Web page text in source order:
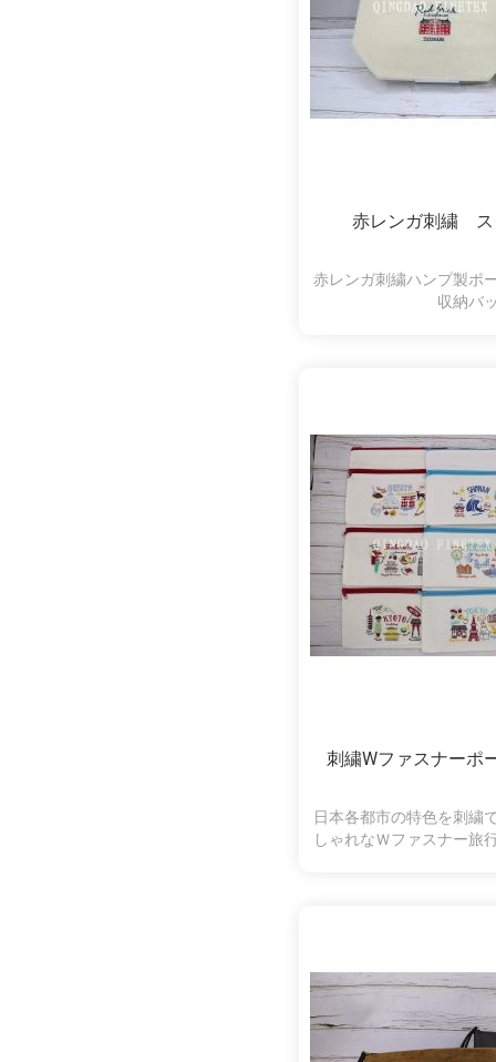
赤レンガ刺繍 ス
赤レンガ刺繍ハンプ製ポ
収納バ
刺繍Wファスナーポ
日本各都市の特色を刺繍
しゃれなＷファスナー旅